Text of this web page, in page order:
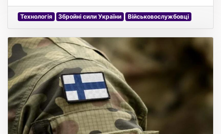
Технологія Збройні сили України Військовослужбовці